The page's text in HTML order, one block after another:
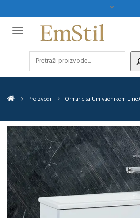
Proizvodi Ormaric sa Umivaonikom